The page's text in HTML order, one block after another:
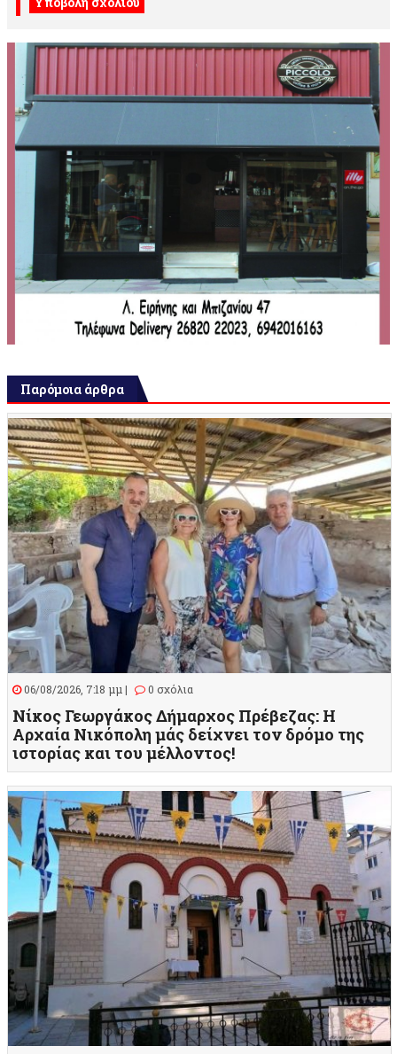
Παρόμοια άρθρα
06/08/2026, 7:18 μμ | 0 σχόλια
Νίκος Γεωργάκος Δήμαρχος Πρέβεζας: Η
Αρχαία Νικόπολη μάς δείχνει τον δρόμο της
ιστορίας και του μέλλοντος!